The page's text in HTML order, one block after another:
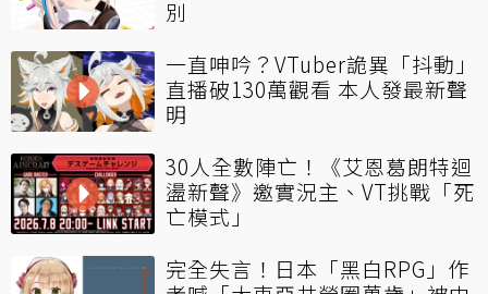
別
一直呻吟？VTuber詭異「抖動」
直播破130萬觀看 本人發最新聲
明
30人全數陣亡！《艾恩葛朗特迴
盪新聲》邀實況主、VT挑戰「死
亡模式」
完全失言！日本「黑白RPG」作